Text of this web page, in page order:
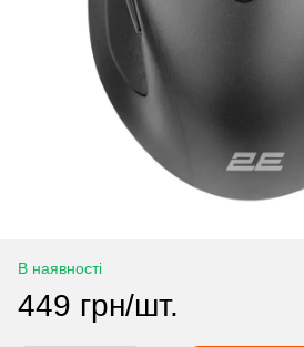
В наявності
449 грн/шт.